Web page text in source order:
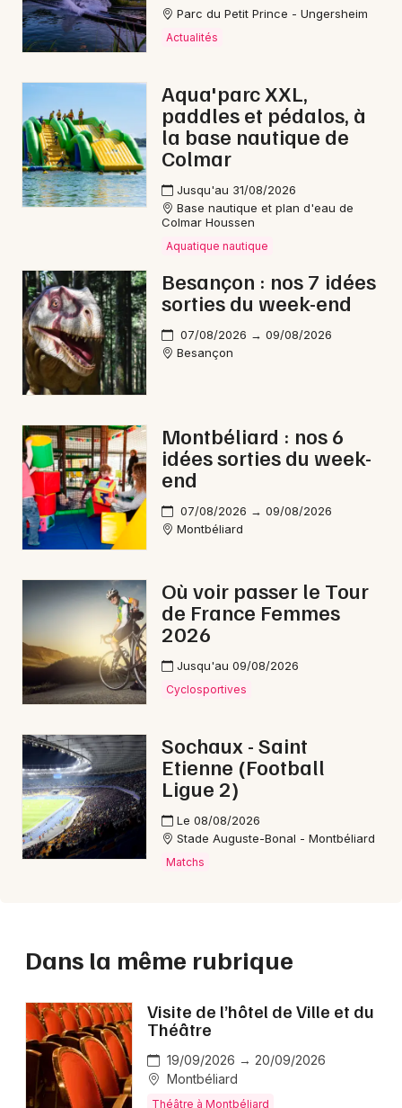
Parc du Petit Prince - Ungersheim
Actualités
Aqua'parc XXL,
paddles et pédalos, à
la base nautique de
Colmar
Jusqu'au 31/08/2026
Base nautique et plan d'eau de
Colmar Houssen
Aquatique nautique
Besançon : nos 7 idées
sorties du week-end
07/08/2026 → 09/08/2026
Besançon
Montbéliard : nos 6
idées sorties du week-
end
07/08/2026 → 09/08/2026
Montbéliard
Où voir passer le Tour
de France Femmes
2026
Jusqu'au 09/08/2026
Cyclosportives
Sochaux - Saint
Etienne (Football
Ligue 2)
Le 08/08/2026
Stade Auguste-Bonal - Montbéliard
Matchs
Dans la même rubrique
Visite de l’hôtel de Ville et du
Théâtre
19/09/2026 → 20/09/2026
Montbéliard
Théâtre à Montbéliard